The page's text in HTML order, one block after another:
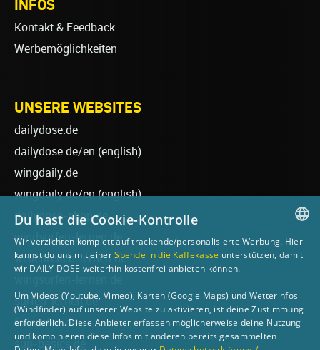
INFOS
Kontakt & Feedback
Werbemöglichkeiten
UNSERE WEBSITES
dailydose.de
dailydose.de/en (english)
wingdaily.de
wingdaily.de/en(english)
dailydose-shop.de
windsurfen-lernen.de
wellenreiten-lernen.de
surfen-lernen.de
foilsurfen.de
sup-basics.de
GERMAN
Du hast die Cookie-Kontrolle
Wir verzichten komplett auf trackende/personalisierte Werbung. Hier
kannst du uns mit einerSpende in die Kaffekasse unterstützen, damit
wir DAILY DOSE weiterhin kostenfrei anbieten können.
Um Videos (Youtube, Vimeo), Karten (Google Maps) und Wetterinfos
(Windfinder) auf unserer Website zu aktivieren, ist deine Zustimmung
erforderlich. Diese Anbieter erfassen möglicherweise deine Nutzung
und kombinieren diese Infos mit anderen bereits gesammelten